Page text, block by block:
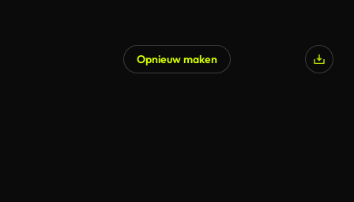
Opnieuw maken